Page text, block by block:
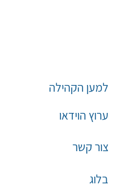
למען הקהילה
ערוץ הוידאו
צור קשר
בלוג